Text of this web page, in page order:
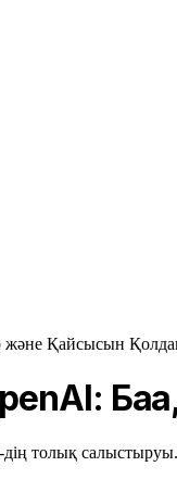
және Қайсысын
толық салыстыруы.